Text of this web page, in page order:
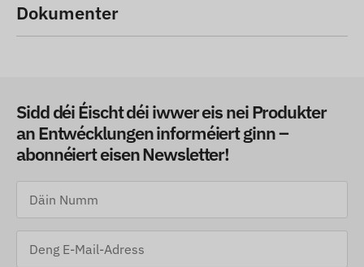
Dokumenter
Sidd déi Éischt déi iwwer eis nei Produkter
an Entwécklungen informéiert ginn –
abonnéiert eisen Newsletter!